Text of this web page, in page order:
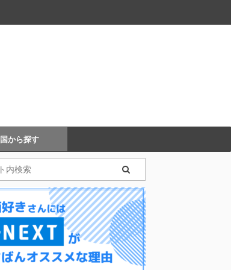
国から探す